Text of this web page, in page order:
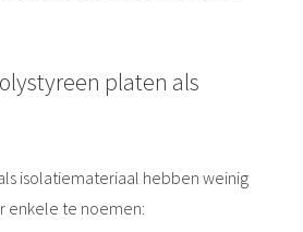
platen als
isolatiemateriaal hebben weinig
enkele te noemen: